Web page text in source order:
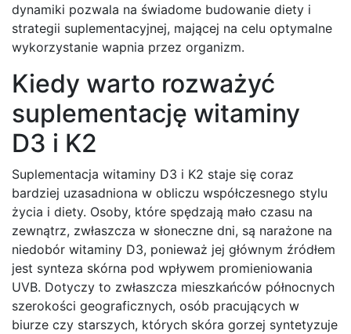
dynamiki pozwala na świadome budowanie diety i
strategii suplementacyjnej, mającej na celu optymalne
wykorzystanie wapnia przez organizm.
Kiedy warto rozważyć
suplementację witaminy
D3 i K2
Suplementacja witaminy D3 i K2 staje się coraz
bardziej uzasadniona w obliczu współczesnego stylu
życia i diety. Osoby, które spędzają mało czasu na
zewnątrz, zwłaszcza w słoneczne dni, są narażone na
niedobór witaminy D3, ponieważ jej głównym źródłem
jest synteza skórna pod wpływem promieniowania
UVB. Dotyczy to zwłaszcza mieszkańców północnych
szerokości geograficznych, osób pracujących w
biurze czy starszych, których skóra gorzej syntetyzuje